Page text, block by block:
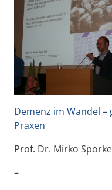
Demenz im Wandel
Praxen
Prof. Dr. Mirko
–